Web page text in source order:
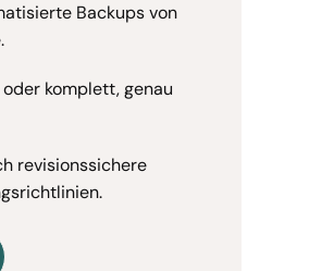
Backups von
komplett, genau
revisionssichere